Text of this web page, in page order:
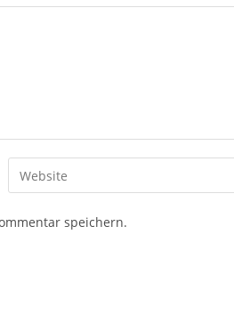
speichern.